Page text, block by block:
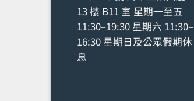
13 樓 B11 室 星期一至五
11:30–19:30 星期六 11:30–
16:30 星期日及公眾假期休
息